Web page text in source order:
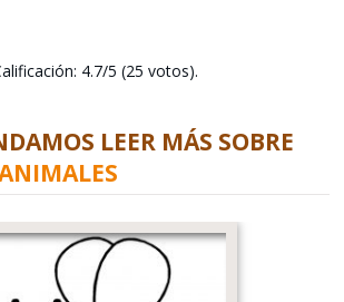
4.7/5 (25 votos).
LEER MÁS SOBRE